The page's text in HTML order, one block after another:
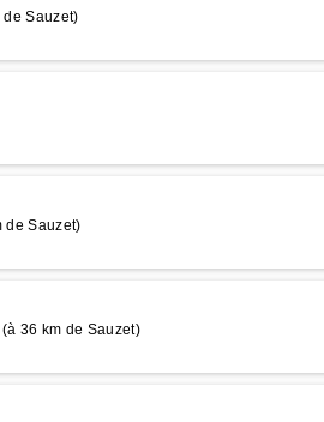
Sauzet)
de Sauzet)
36 km de Sauzet)